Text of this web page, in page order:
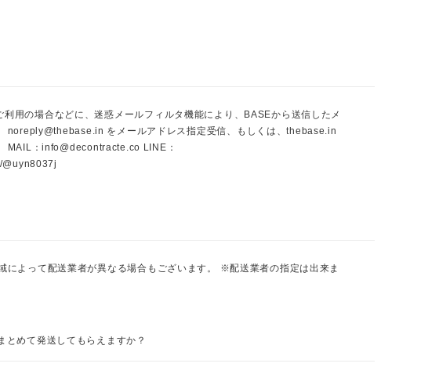
用の場合などに、迷惑メールフィルタ機能により、BASEから送信したメ
noreply@thebase.in をメールアドレス指定受信、もしくは、thebase.in
MAIL：info@decontracte.co LINE：
によって配送業者が異なる場合もございます。 ※配送業者の指定は出来ま
めて発送してもらえますか？